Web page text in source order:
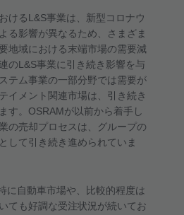
けるL&S事業は、新型コロナウ
る影響が異なるため、さまざま
地域における末端市場の需要減
のL&S事業に引き続き影響を与
テム事業の一部分野では需要が
イメント関連市場は、引き続き
す。 OSRAMが以前から着手し
の売却プロセスは、グループの
して引き続き進められていま
に自動車市場や、比較的程度は
ても好調な受注状況が続いてお